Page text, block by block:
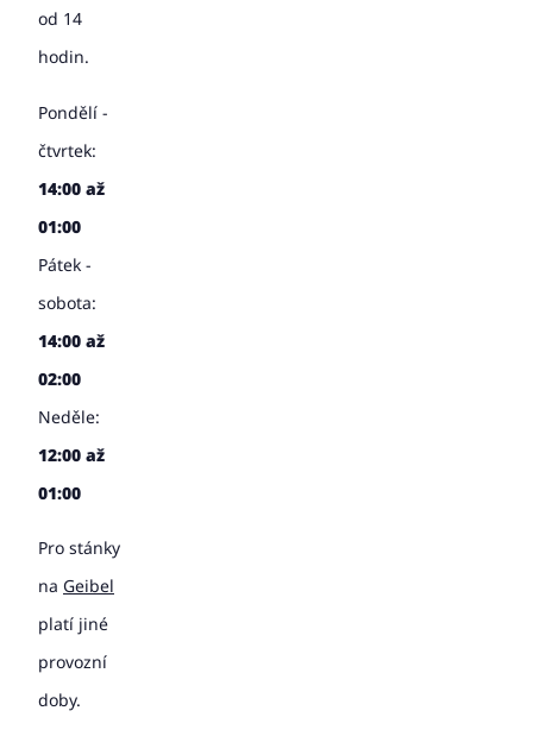
od 14
hodin.
Pondělí -
čtvrtek:
14:00 až
01:00
Pátek -
sobota:
14:00 až
02:00
Neděle:
12:00 až
01:00
Pro stánky
na Geibel
platí jiné
provozní
doby.